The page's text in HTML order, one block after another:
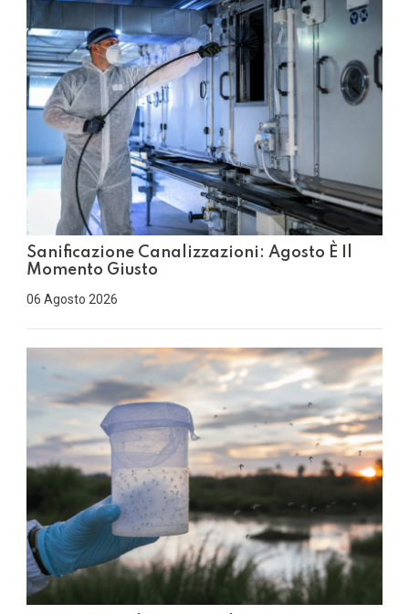
Sanificazione Canalizzazioni: Agosto È Il
Momento Giusto
06 Agosto 2026